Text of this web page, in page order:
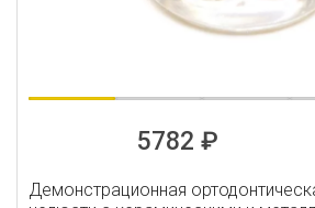
5782 ₽
Демонстрационная